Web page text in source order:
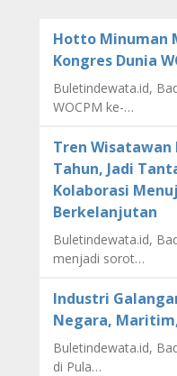
Hotto Minuman
Kongres Dunia
Buletindewata.id,
WOCPM ke-…
Tren Wisatawan
Tahun, Jadi
Kolaborasi
Berkelanjutan
Buletindewata.id,
menjadi sorot…
Industri
Negara,
Buletindewata.id,
di Pula…